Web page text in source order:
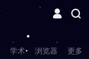
学术 浏览器 更多